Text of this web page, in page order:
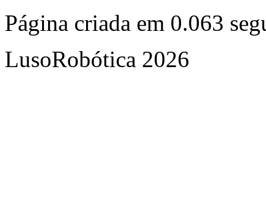
Página criada em 0.063
LusoRobótica 2026